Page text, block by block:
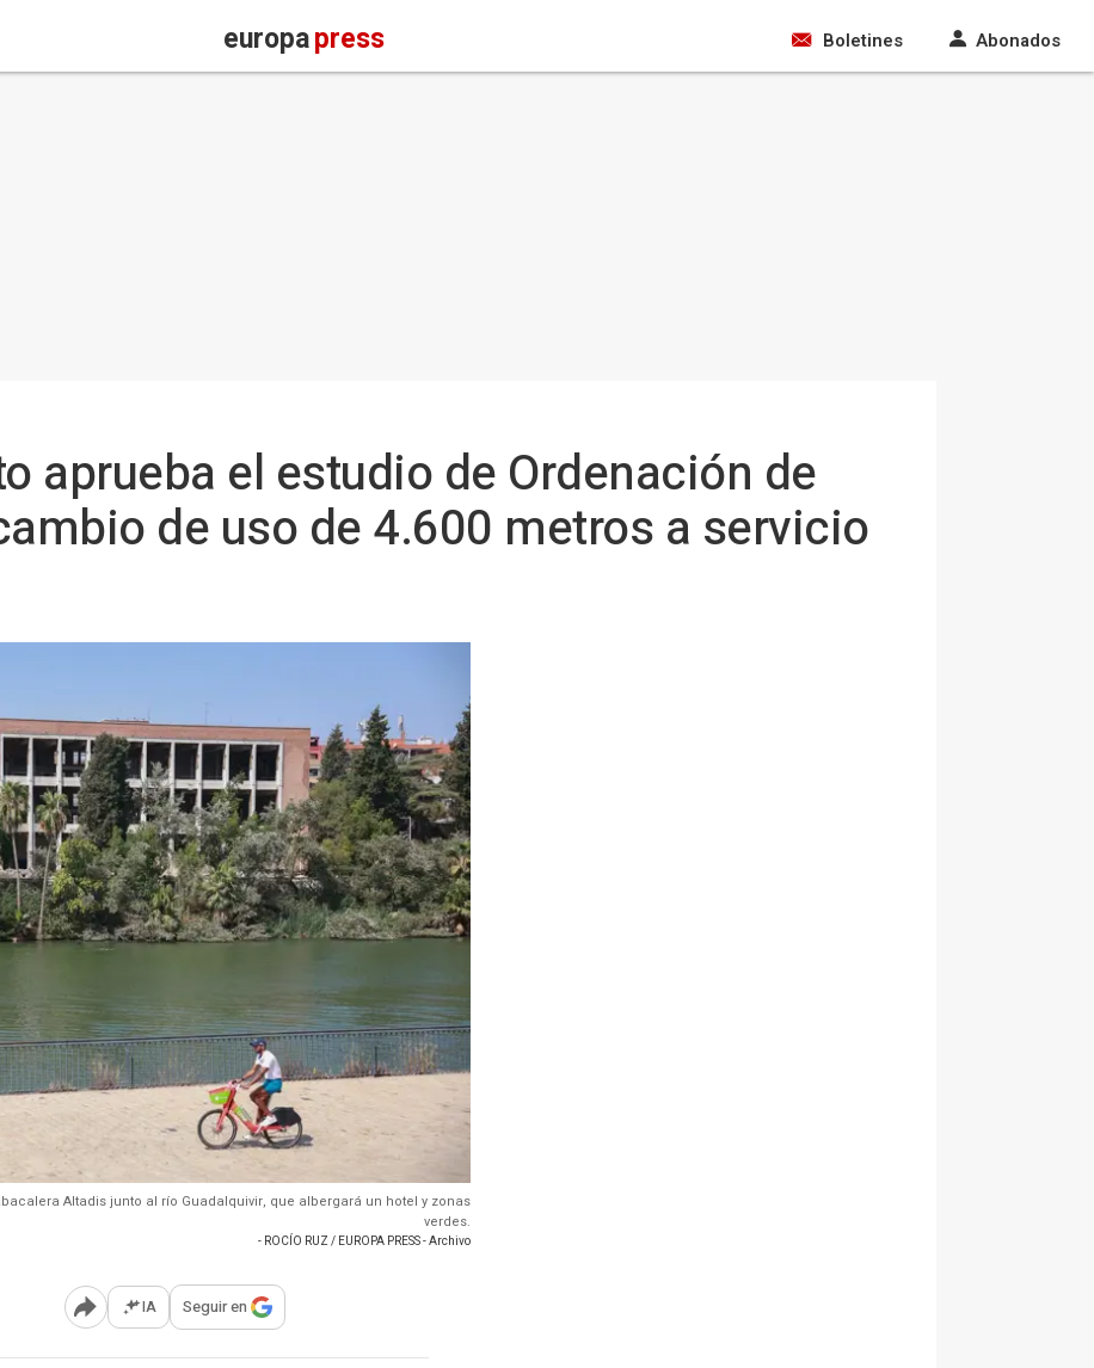
europapress Boletines Abonados
aprueba el estudio de Ordenación de
de uso de 4.600 metros a servicio
Altadis junto al río Guadalquivir, que albergará un hotel y zonas
verdes.
- ROCÍO RUZ / EUROPA PRESS - Archivo
Abrir opciones para compartir
IA Seguir en